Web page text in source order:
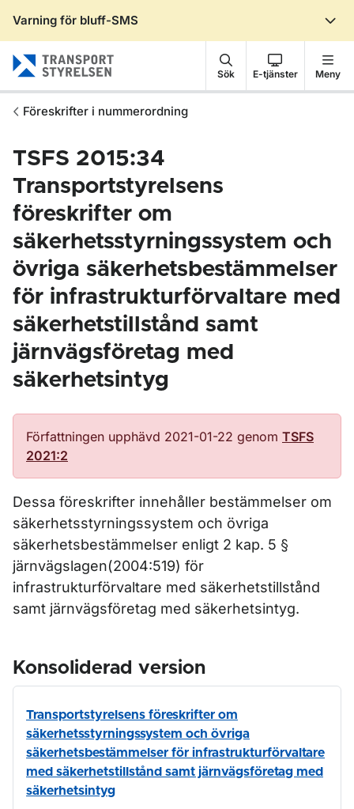
Varning för bluff-SMS
Sök E-tjänster Meny
Föreskrifter i nummerordning
TSFS 2015:34
Transportstyrelsens
föreskrifter om
säkerhetsstyrningssystem och
övriga säkerhetsbestämmelser
för infrastrukturförvaltare med
säkerhetstillstånd samt
järnvägsföretag med
säkerhetsintyg
Författningen upphävd 2021-01-22 genom TSFS
2021:2
Dessa föreskrifter innehåller bestämmelser om
säkerhetsstyrningssystem och övriga
säkerhetsbestämmelser enligt 2 kap. 5 §
järnvägslagen(2004:519) för
infrastrukturförvaltare med säkerhetstillstånd
samt järnvägsföretag med säkerhetsintyg.
Konsoliderad version
Transportstyrelsens föreskrifter om
säkerhetsstyrningssystem och övriga
säkerhetsbestämmelser för infrastrukturförvaltare
med säkerhetstillstånd samt järnvägsföretag med
säkerhetsintyg